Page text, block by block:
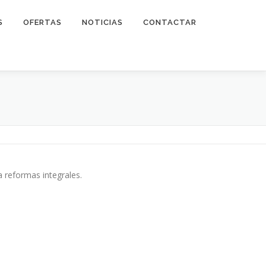
OFERTAS NOTICIAS CONTACTAR
reformas integrales.